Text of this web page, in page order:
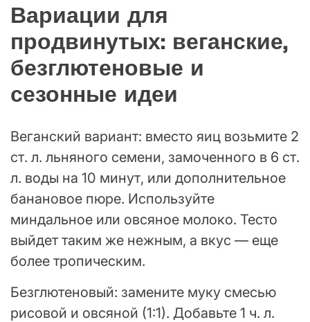
Вариации для
продвинутых: веганские,
безглютеновые и
сезонные идеи
Веганский вариант: вместо яиц возьмите 2
ст. л. льняного семени, замоченного в 6 ст.
л. воды на 10 минут, или дополнительное
банановое пюре. Используйте
миндальное или овсяное молоко. Тесто
выйдет таким же нежным, а вкус — еще
более тропическим.
Безглютеновый: замените муку смесью
рисовой и овсяной (1:1). Добавьте 1 ч. л.